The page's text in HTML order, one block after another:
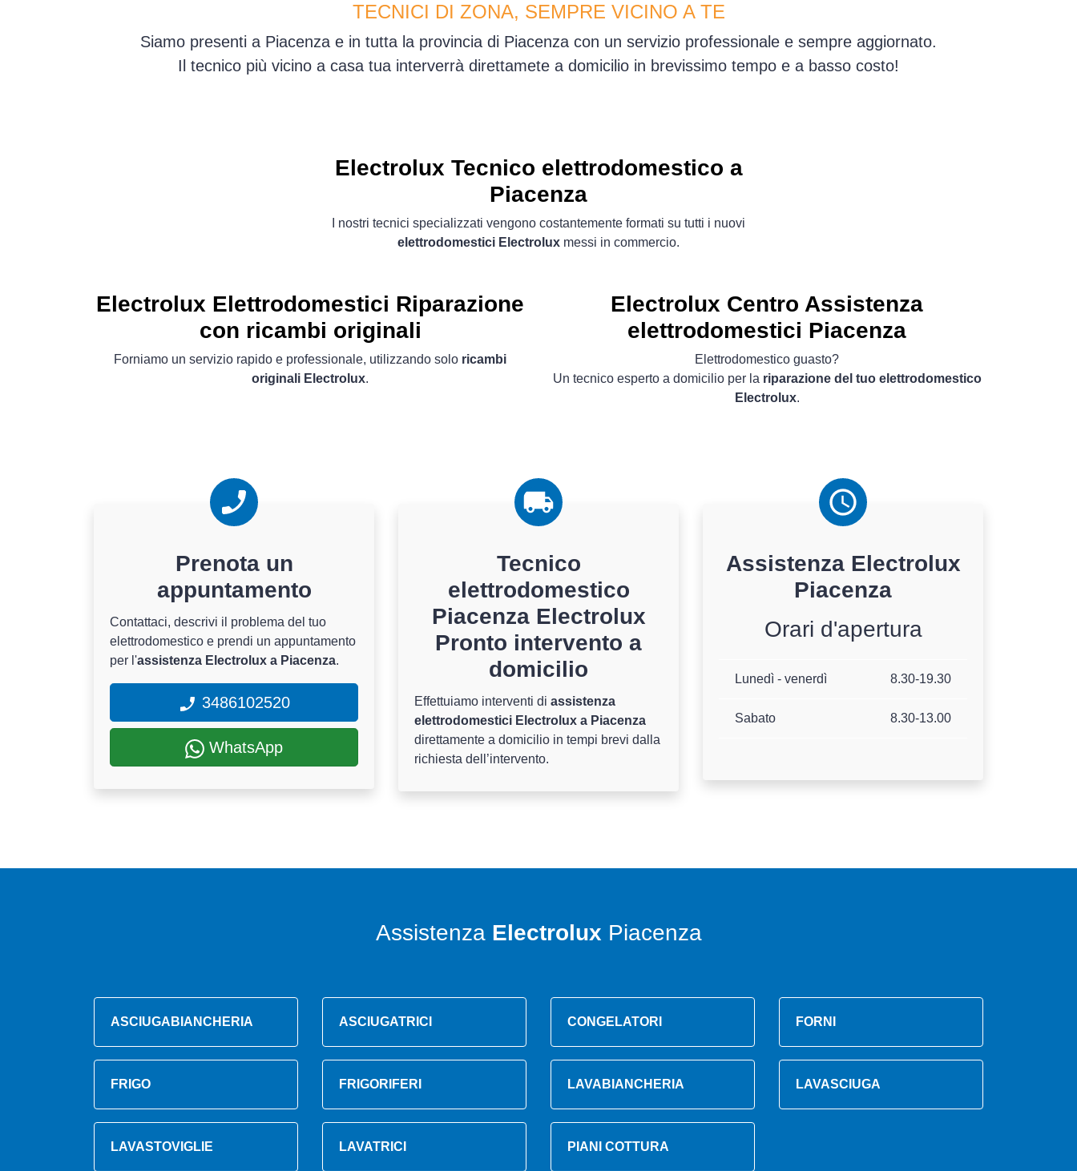
TECNICI DI ZONA, SEMPRE VICINO A TE
Siamo presenti a Piacenza e in tutta la provincia di Piacenza con un servizio professionale e sempre aggiornato.
Il tecnico più vicino a casa tua interverrà direttamete a domicilio in brevissimo tempo e a basso costo!
Electrolux Tecnico elettrodomestico a
Piacenza
I nostri tecnici specializzati vengono costantemente formati su tutti i nuovi
elettrodomestici Electrolux messi in commercio.
Electrolux Elettrodomestici Riparazione
con ricambi originali
Forniamo un servizio rapido e professionale, utilizzando solo ricambi
originali Electrolux.
Electrolux Centro Assistenza
elettrodomestici Piacenza
Elettrodomestico guasto?
Un tecnico esperto a domicilio per la riparazione del tuo elettrodomestico
Electrolux.
Prenota un
appuntamento
Contattaci, descrivi il problema del tuo
elettrodomestico e prendi un appuntamento
per l'assistenza Electrolux a Piacenza.
3486102520
WhatsApp
Tecnico
elettrodomestico
Piacenza Electrolux
Pronto intervento a
domicilio
Effettuiamo interventi di assistenza
elettrodomestici Electrolux a Piacenza
direttamente a domicilio in tempi brevi dalla
richiesta dell’intervento.
Assistenza Electrolux
Piacenza
Orari d'apertura
Lunedì - venerdì 8.30-19.30
Sabato 8.30-13.00
Assistenza Electrolux Piacenza
ASCIUGABIANCHERIA ASCIUGATRICI CONGELATORI FORNI
FRIGO FRIGORIFERI LAVABIANCHERIA LAVASCIUGA
LAVASTOVIGLIE LAVATRICI PIANI COTTURA